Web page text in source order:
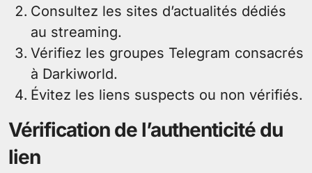
Consultez les sites d’actualités dédiés
au streaming.
Vérifiez les groupes Telegram consacrés
à Darkiworld.
Évitez les liens suspects ou non vérifiés.
Vérification de l’authenticité du
lien